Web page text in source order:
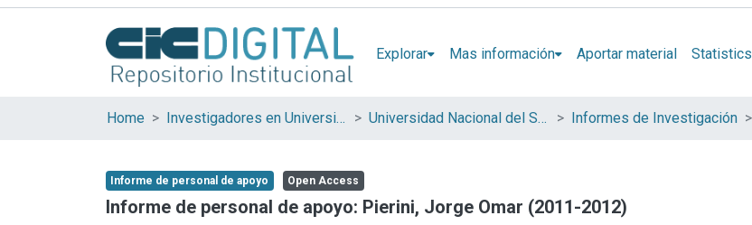
Explorar Mas información Aportar material Statistics
Home Investigadores en Universidades Nacionales de la provincia de Buenos Aires Universidad Nacional del Sur (UNS) Informes de Investigación
Informe de personal de apoyo Open Access
Informe de personal de apoyo: Pierini, Jorge Omar (2011-2012)